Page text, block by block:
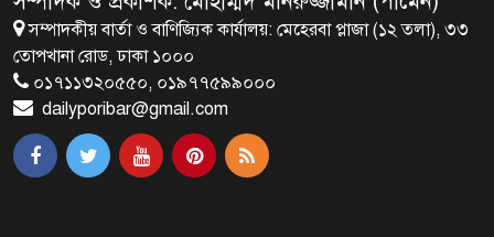
ব্রাক্ষণবাড়িয়ায় বইপড়া কর্মসূচীর
শুভসূচনা
মালয়েশিয়ায় মারামারি করে তিন
বাংলাদেশি নিহত
সম্পাদকীয় বার্তা ও বাণিজ্যিক কার্যালয়: মেহেরবা প্লাজা (১২ তলা), ৩৩
তোপখানা রোড, ঢাকা ১০০০
০১৭১১৩২০৫৫০, ০১৯৭৭৫৯৯০০০
dailyporibar@gmail.com